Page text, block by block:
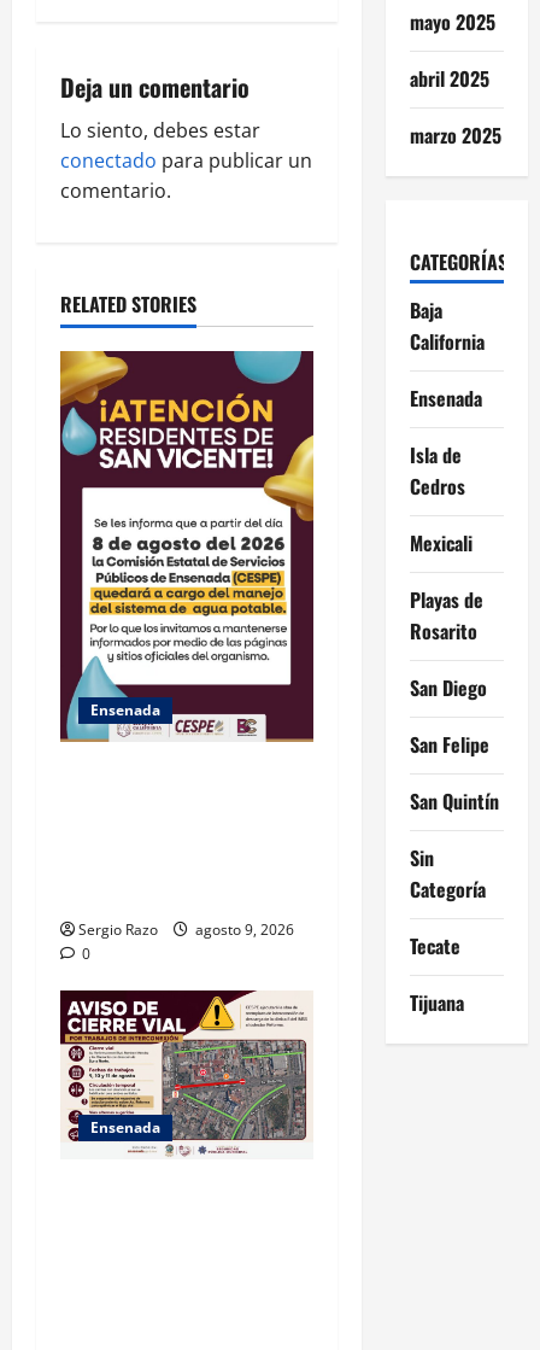
v
i
g
i
o
n
Deja un comentario
Lo siento, debes estar
conectado para publicar un
comentario.
RELATED STORIES
Ensenada
Sergio Razo
agosto 9, 2026
0
Ensenada
mayo 2025
abril 2025
marzo 2025
CATEGORÍAS
Baja
California
Ensenada
Isla de
Cedros
Mexicali
Playas de
Rosarito
San Diego
San Felipe
San Quintín
Sin
Categoría
Tecate
Tijuana